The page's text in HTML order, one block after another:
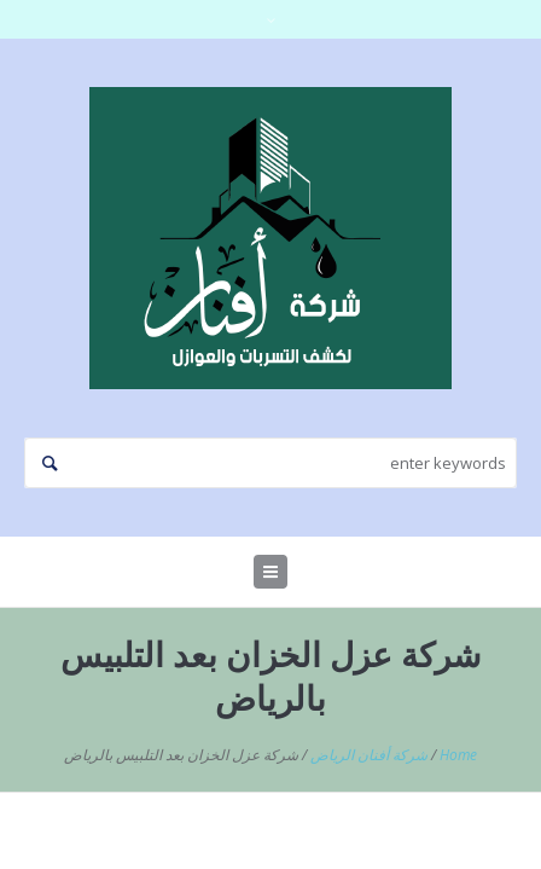
شركة عزل الخزان بعد التلبيس
بالرياض
Home
/شركة أفنان الرياض /شركة عزل الخزان بعد التلبيس بالرياض